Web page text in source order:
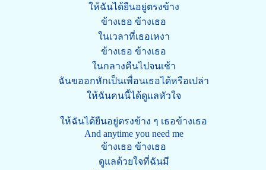
ให้ฉันได้ยืนอยู่ตรงข้าง
ข้างเธอ ข้างเธอ
ในเวลาที่เธอเหงา
ข้างเธอ ข้างเธอ
ในกลางคืนไปจนเช้า
ฉันขออกหักเป็นเพื่อนเธอได้หรือเปล่า
ให้ฉันคนนี้ได้ดูแลหัวใจ
ให้ฉันได้ยืนอยู่ตรงข้าง ๆ เธอข้างเธอ
And anytime you need me
ข้างเธอ ข้างเธอ
ดูแลด้วยใจที่ฉันมี